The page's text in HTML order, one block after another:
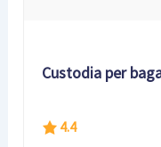
Custodia per
4.4